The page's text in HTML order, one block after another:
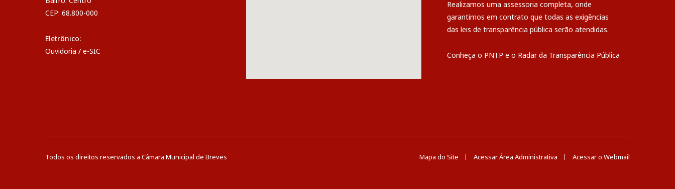
CEP: 68.800-000
Eletrônico:
Ouvidoria / e-SIC
Realizamos uma assessoria completa, onde
garantimos em contrato que todas as exigências
das leis de transparência pública serão atendidas.
Conheça o PNTP e o Radar da Transparência Pública
Todos os direitos reservados a Câmara Municipal de Breves Mapa do Site Acessar Área Administrativa Acessar o Webmail